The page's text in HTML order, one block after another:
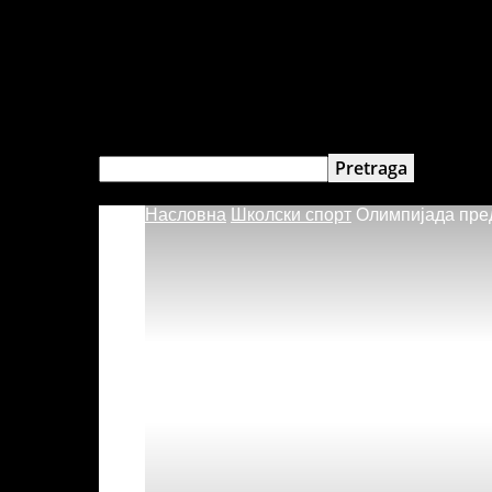
Насловна Школски спорт Олимпијада